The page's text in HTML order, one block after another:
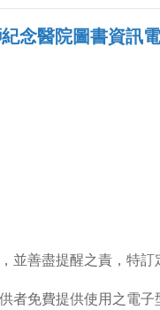
念醫院圖書資訊
並善盡提醒之責，特訂
者免費提供使用之電